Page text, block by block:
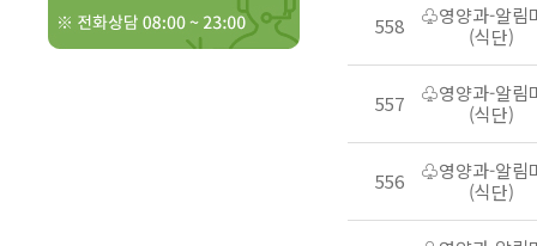
558
♧영양과-알림
(식단)
557
♧영양과-알림
(식단)
556
♧영양과-알림
(식단)